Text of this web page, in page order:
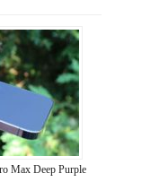
Max Deep Purple